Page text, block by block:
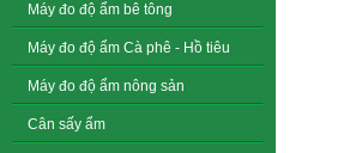
Máy đo độ ẩm bê tông
Máy đo độ ẩm Cà phê - Hồ tiêu
Máy đo độ ẩm nông sản
Cân sấy ẩm